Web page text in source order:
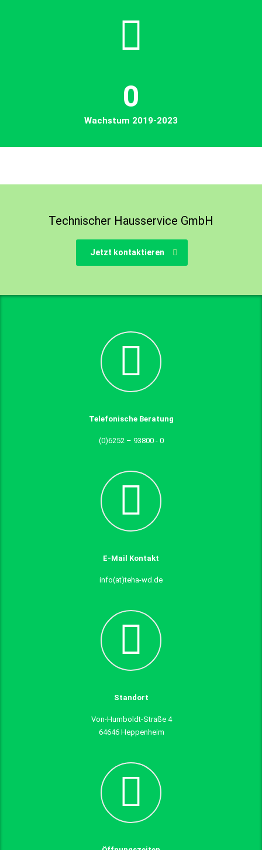
0
Wachstum 2019-2023
Technischer Hausservice GmbH
Jetzt kontaktieren
Telefonische Beratung
(0)6252 – 93800 - 0
E-Mail Kontakt
info(at)teha-wd.de
Standort
Von-Humboldt-Straße 4
64646 Heppenheim